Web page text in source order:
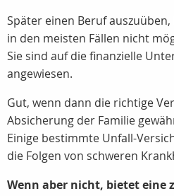
Später einen Beruf
in den meisten Fällen nicht
Sie sind auf die finanzielle
angewiesen.
Gut, wenn dann die richtige
Absicherung der Familie
Einige bestimmte Unfall-
die Folgen von schweren
Wenn aber nicht, bietet eine